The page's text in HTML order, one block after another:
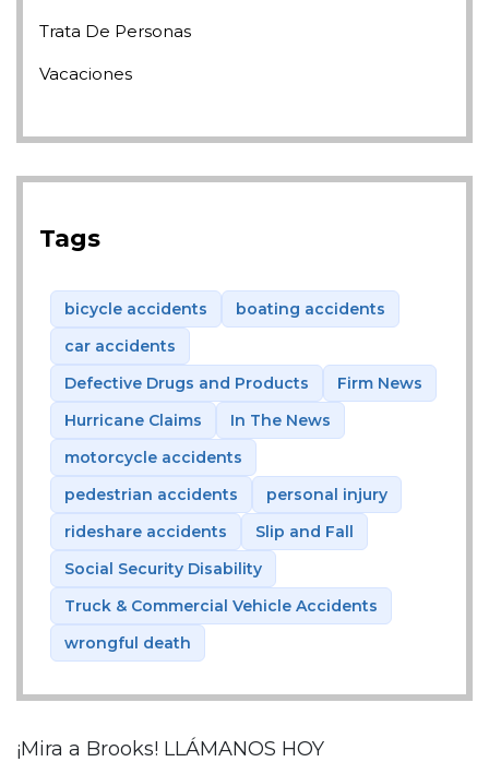
Trata De Personas
Vacaciones
Tags
bicycle accidents
boating accidents
car accidents
Defective Drugs and Products
Firm News
Hurricane Claims
In The News
motorcycle accidents
pedestrian accidents
personal injury
rideshare accidents
Slip and Fall
Social Security Disability
Truck & Commercial Vehicle Accidents
wrongful death
¡Mira a Brooks! LLÁMANOS HOY